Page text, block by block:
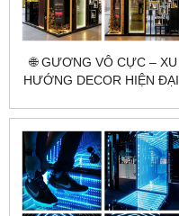
🌐 GƯƠNG VÔ CỰC – XU
HƯỚNG DECOR HIỆN ĐẠI,